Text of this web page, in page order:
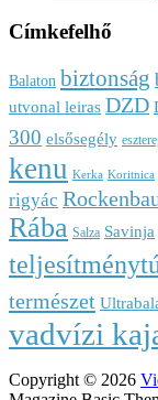
Címkefelhő
Balaton biztonság
utvonal leiras DZD
300 elsősegély
kenu Kerka Koritnica
rigyác
Rába Salza Savinja
természet
vadvízi
Copyright © 2026